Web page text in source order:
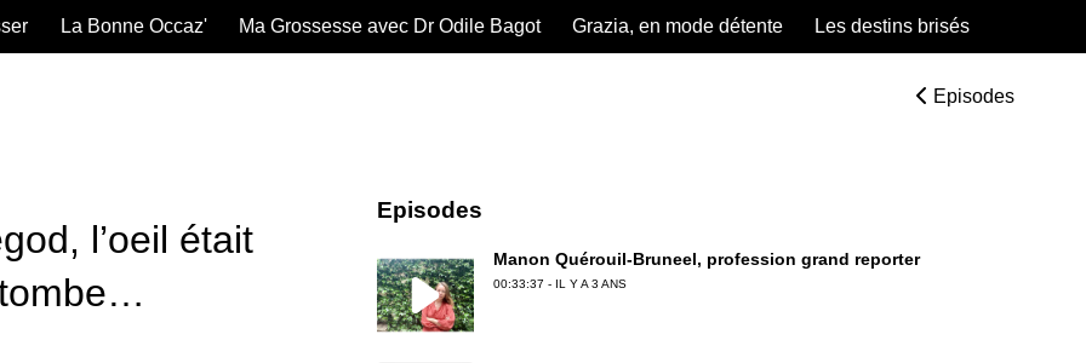
La Bonne Occaz' Ma Grossesse avec Dr Odile Bagot Grazia, en mode détente Les destins brisés
Episodes
l’oeil était
Episodes
Manon Quérouil-Bruneel, profession grand reporter
00:33:37 - IL Y A 3 ANS